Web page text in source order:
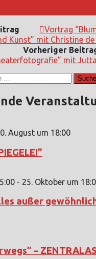
Vortrag
Kunst” mit Christine
Vorheriger
mit
August um 18:00
- 25. Oktober um
außer
–